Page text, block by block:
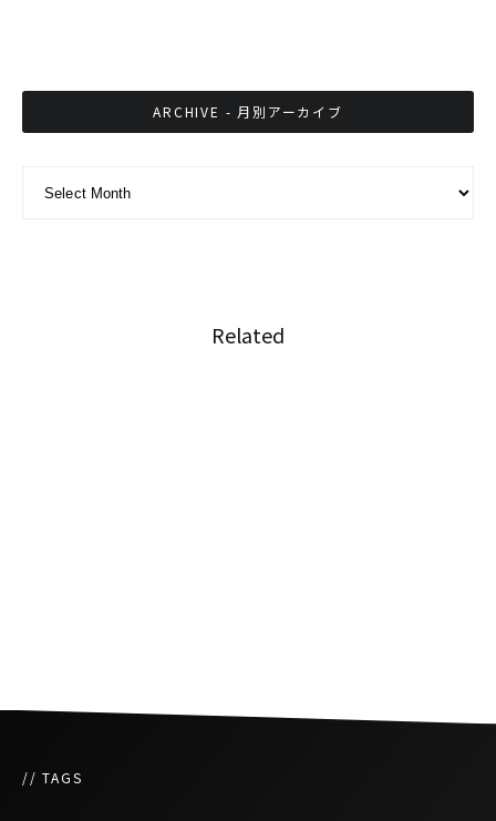
ARCHIVE - 月別アーカイブ
Related
// TAGS